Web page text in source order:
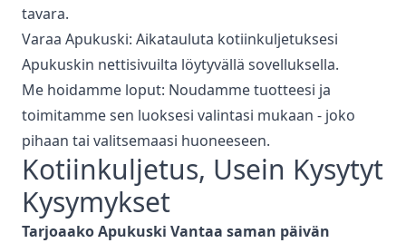
tavara.
Varaa Apukuski: Aikatauluta kotiinkuljetuksesi
Apukuskin nettisivuilta löytyvällä sovelluksella.
Me hoidamme loput: Noudamme tuotteesi ja
toimitamme sen luoksesi valintasi mukaan - joko
pihaan tai valitsemaasi huoneeseen.
Kotiinkuljetus, Usein Kysytyt
Kysymykset
Tarjoaako Apukuski Vantaa saman päivän